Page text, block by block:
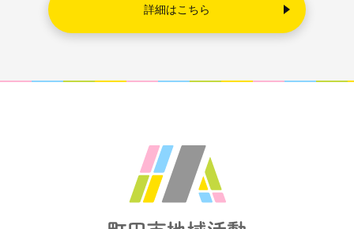
詳細はこちら